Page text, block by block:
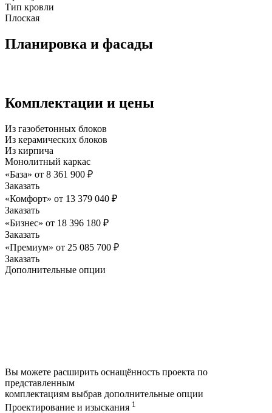
Тип кровли
Плоская
Планировка и фасады
Комплектации и цены
Из газобетонных блоков
Из керамических блоков
Из кирпича
Монолитный каркас
«База» от 8 361 900 ₽
Заказать
«Комфорт» от 13 379 040 ₽
Заказать
«Бизнес» от 18 396 180 ₽
Заказать
«Премиум» от 25 085 700 ₽
Заказать
Дополнительные опции
Вы можете расширить оснащённость проекта по
представленным
комплектациям выбрав дополнительные опции
Проектирование и изыскания 1